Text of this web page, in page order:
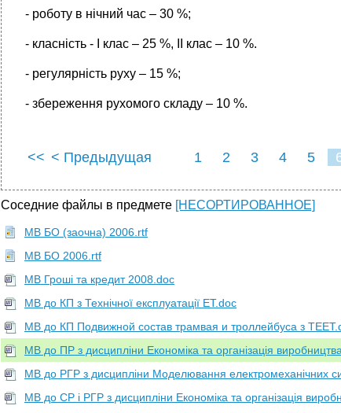
- роботу в нічний час – 30 %;
- класність - І клас – 25 %, II клас – 10 %.
- регулярність руху – 15 %;
- збереження рухомого складу – 10 %.
<< < Предыдущая 1 2 3 4 5
Соседние файлы в предмете [НЕСОРТИРОВАННОЕ]
МВ БО (заочна) 2006.rtf
МВ БО 2006.rtf
МВ Гроші та кредит 2008.doc
МВ до КП з Технічної експлуатації ЕТ.doc
МВ до КП Подвижной состав трамвая и троллейбуса з
МВ до ПР з дисципліни Економіка та організація
МВ до РГР з дисципліни Моделювання електромеханічних
МВ до СР і РГР з дисципліни Економіка та організація